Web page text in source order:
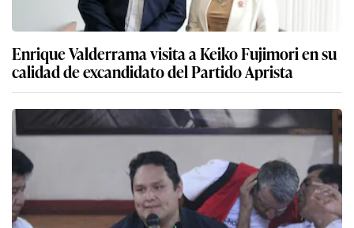
Enrique Valderrama visita a Keiko Fujimori en su
calidad de excandidato del Partido Aprista